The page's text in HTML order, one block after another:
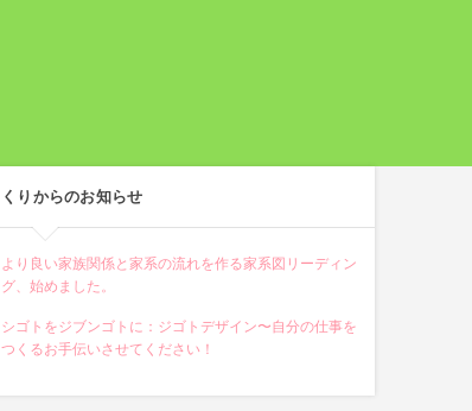
くりからのお知らせ
より良い家族関係と家系の流れを作る家系図リーディン
グ、始めました。
シゴトをジブンゴトに：ジゴトデザイン〜自分の仕事を
つくるお手伝いさせてください！